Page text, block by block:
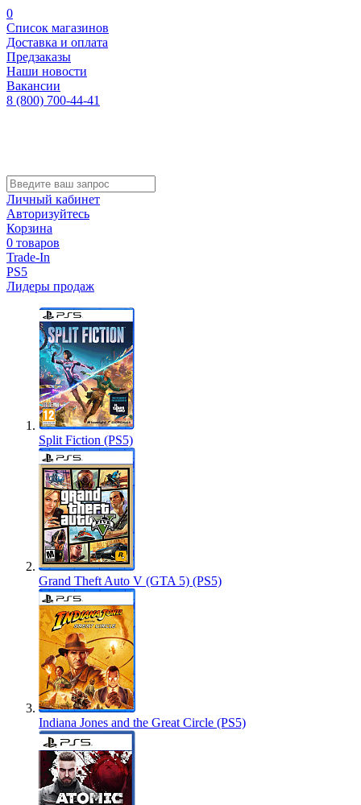
0
Список магазинов
Доставка и оплата
Предзаказы
Наши новости
Вакансии
8 (800) 700-44-41
Личный кабинет
Авторизуйтесь
Корзина
0 товаров
Trade-In
PS5
Лидеры продаж
Split Fiction (PS5)
Grand Theft Auto V (GTA 5) (PS5)
Indiana Jones and the Great Circle (PS5)